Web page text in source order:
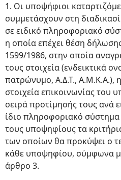
1. Οι υποψήφιοι
συμμετάσχουν στη
σε ειδικό πληροφοριακό
η οποία επέχει θέση
1599/1986, στην οποία
τους στοιχεία (ενδεικτικά
πατρώνυμο, Α.Δ.Τ., Α.Μ.Κ.Α.),
στοιχεία επικοινωνίας του
σειρά προτίμησής τους ανά
ίδιο πληροφοριακό
τους υποψηφίους τα
των οποίων θα προκύψει ο
κάθε υποψηφίου, σύμφωνα
άρθρο 3.